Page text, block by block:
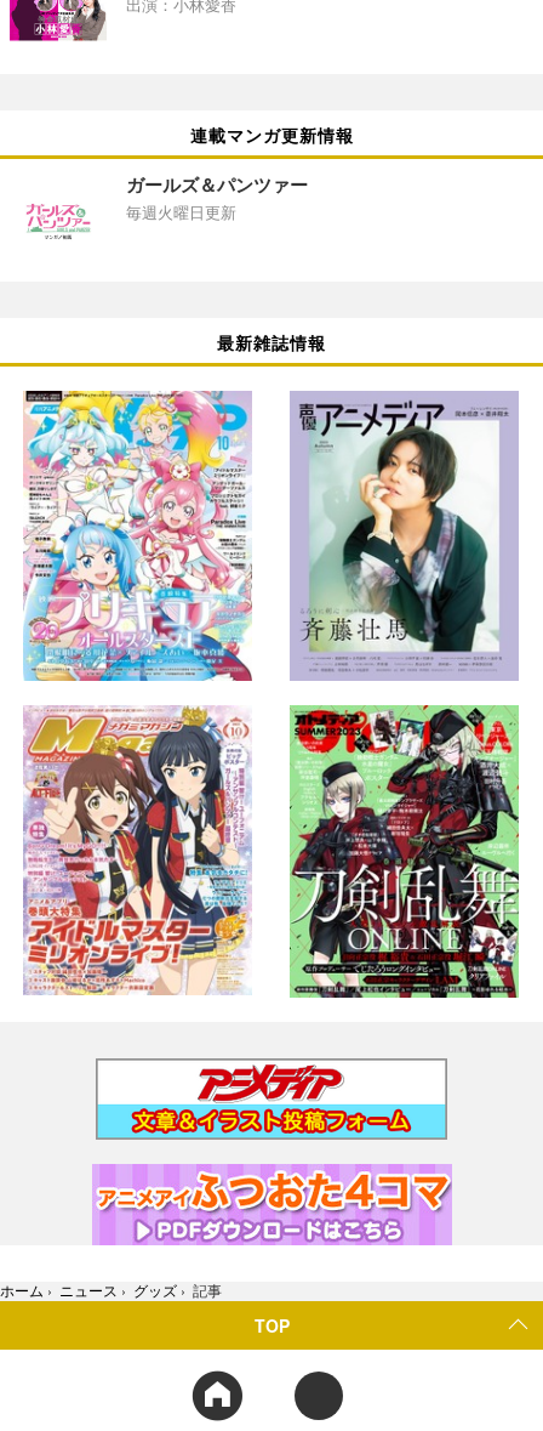
出演：小林愛香
連載マンガ更新情報
ガールズ＆パンツァー
毎週火曜日更新
最新雑誌情報
ホーム › ニュース › グッズ › 記事
TOP